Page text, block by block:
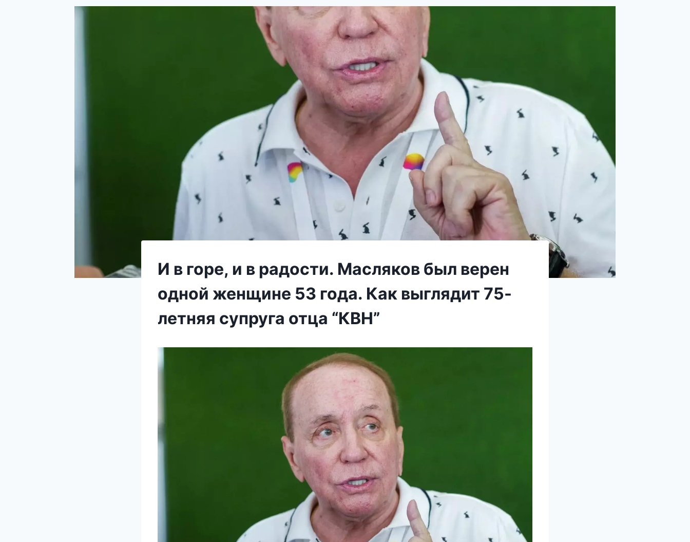
И в горе, и в радости. Масляков был верен
одной женщине 53 года. Как выглядит 75-
летняя супруга отца “КВН”